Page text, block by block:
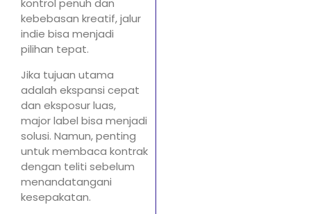
kontrol penuh dan
kebebasan kreatif, jalur
indie bisa menjadi
pilihan tepat.
Jika tujuan utama
adalah ekspansi cepat
dan eksposur luas,
major label bisa menjadi
solusi. Namun, penting
untuk membaca kontrak
dengan teliti sebelum
menandatangani
kesepakatan.